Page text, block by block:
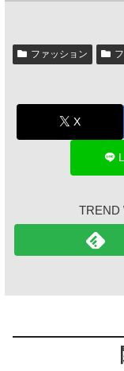
ファッション
X
TREND